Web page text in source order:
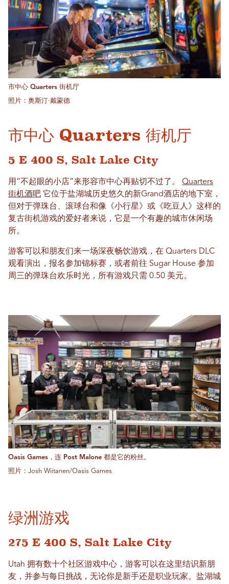
市中心 Quarters 街机厅
照片：奥斯汀·戴蒙德
市中心 Quarters 街机厅
5 E 400 S, Salt Lake City
用“不起眼的小店”来形容市中心再贴切不过了。 Quarters
街机酒吧 它位于盐湖城历史悠久的新Grand酒店的地下室，
但对于弹珠台、滚球台和像《小行星》或《吃豆人》这样的
复古街机游戏的爱好者来说，它是一个有趣的城市休闲场
所。
游客可以和朋友们来一场深夜畅饮游戏，在 Quarters DLC
观看演出，报名参加锦标赛，或者前往 Sugar House 参加
周三的弹珠台欢乐时光，所有游戏只需 0.50 美元。
Oasis Games，连 Post Malone 都是它的粉丝。
照片：Josh Wiitanen/Oasis Games
绿洲游戏
275 E 400 S, Salt Lake City
Utah 拥有数十个社区游戏中心，游客可以在这里结识新朋
友，并参与每日挑战，无论你是新手还是职业玩家。盐湖城